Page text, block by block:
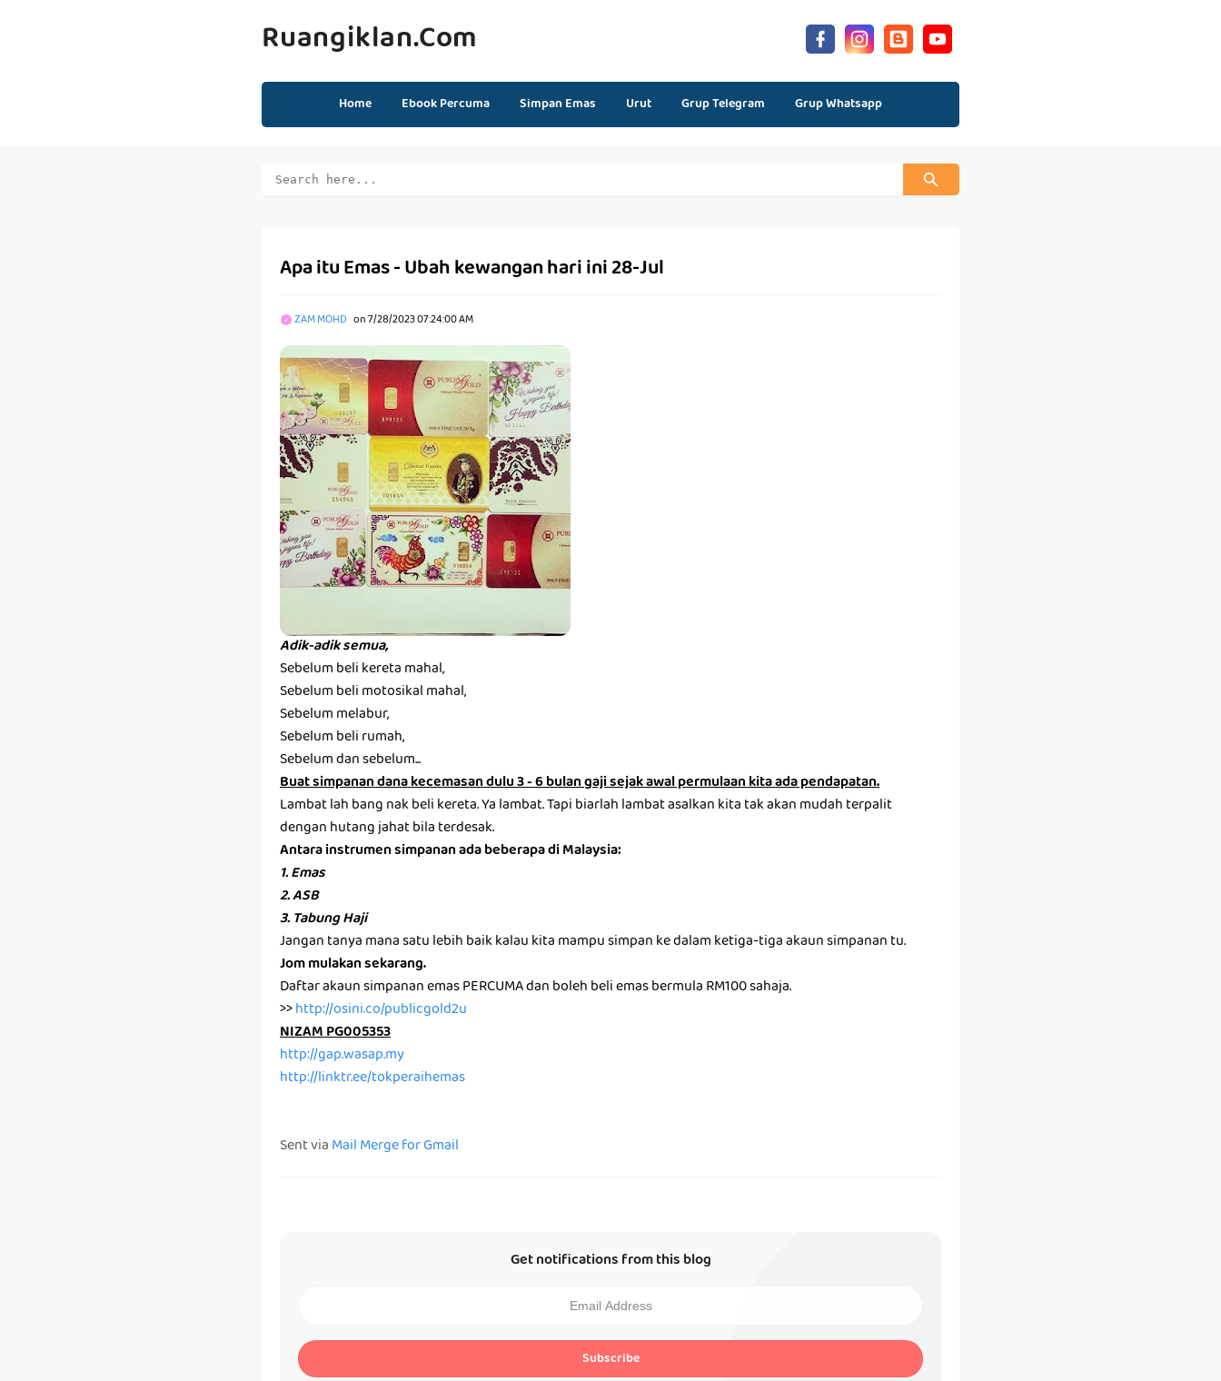
Ruangiklan.com
Home Ebook Percuma Simpan Emas Urut Grup Telegram Grup Whatsapp
Apa itu Emas - Ubah kewangan hari ini 28-Jul
ZAM MOHD on7/28/2023 07:24:00 AM
Adik-adik semua,
Sebelum beli kereta mahal,
Sebelum beli motosikal mahal,
Sebelum melabur,
Sebelum beli rumah,
Sebelum dan sebelum...
Buat simpanan dana kecemasan dulu 3 - 6 bulan gaji sejak awal permulaan kita ada pendapatan.
Lambat lah bang nak beli kereta. Ya lambat. Tapi biarlah lambat asalkan kita tak akan mudah terpalit
dengan hutang jahat bila terdesak.
Antara instrumen simpanan ada beberapa di Malaysia:
1. Emas
2. ASB
3. Tabung Haji
Jangan tanya mana satu lebih baik kalau kita mampu simpan ke dalam ketiga-tiga akaun simpanan tu.
Jom mulakan sekarang.
Daftar akaun simpanan emas PERCUMA dan boleh beli emas bermula RM100 sahaja.
>>http://osini.co/publicgold2u
NIZAM PG005353
http://gap.wasap.my
http://linktr.ee/tokperaihemas
Sent viaMail Merge for Gmail
Get notifications from this blog
Subscribe